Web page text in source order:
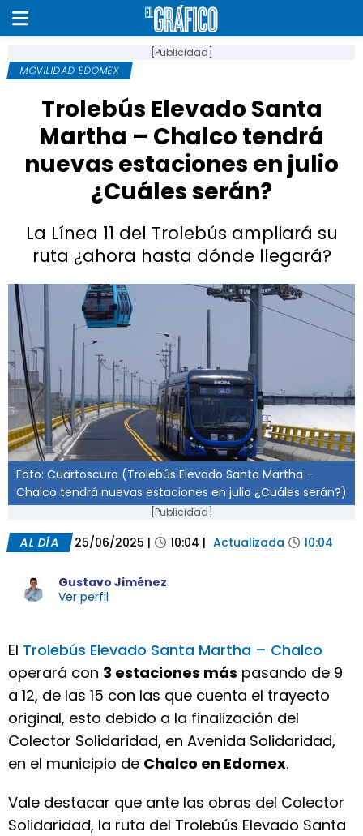
[Publicidad]
MOVILIDAD EDOMEX
Trolebús Elevado Santa
Martha – Chalco tendrá
nuevas estaciones en julio
¿Cuáles serán?
La Línea 11 del Trolebús ampliará su
ruta ¿ahora hasta dónde llegará?
Foto: Cuartoscuro (Trolebús Elevado Santa Martha –
Chalco tendrá nuevas estaciones en julio ¿Cuáles serán?)
[Publicidad]
AL DÍA 25/06/2025 | 10:04 | Actualizada 10:04
Gustavo Jiménez
Ver perfil
El Trolebús Elevado Santa Martha – Chalco
operará con 3 estaciones más pasando de 9
a 12, de las 15 con las que cuenta el trayecto
original, esto debido a la finalización del
Colector Solidaridad, en Avenida Solidaridad,
en el municipio de Chalco en Edomex.
Vale destacar que ante las obras del Colector
Solidaridad, la ruta del Trolebús Elevado Santa